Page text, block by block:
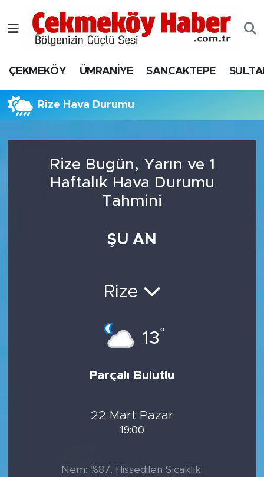
ÇEKMEKÖY ÜMRANİYE SANCAKTEPE
Rize Hava Durumu
Rize Bugün, Yarın ve 1
Haftalık Hava Durumu
Tahmini
ŞU AN
Rize
13°
Parçalı Bulutlu
22 Mart Pazar
19:00
Nem: %87, Hissedilen Sıcaklık:
Nöbetçi Eczaneler
Hava Durumu
Namaz Vakitleri
Süper Lig Puan Durumu ve Fikstür
Tüm Manşetler